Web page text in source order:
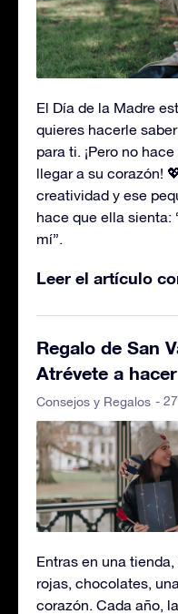
El Día de la Madre
quieres hacerle
para ti. ¡Pero no
llegar a su corazón!
creatividad y ese
hace que ella sienta:
mí”.
Leer el artículo
Regalo de San
Atrévete a
Consejos y Regalos -
Entras en una
rojas, chocolates,
corazón. Cada año,